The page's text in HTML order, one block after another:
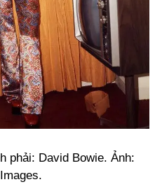
phải: David Bowie. Ảnh: